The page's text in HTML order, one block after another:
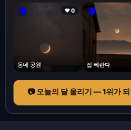
🌘 ❤ 0
동네 공원
🌘
집 베란다
📷 오늘의 달 올리기 — 1위가